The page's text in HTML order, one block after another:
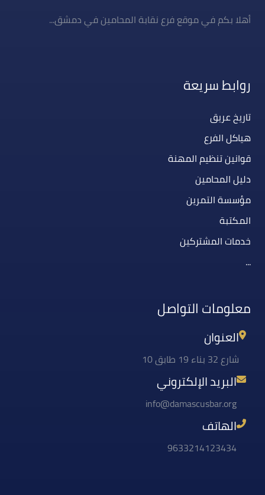
أهلا بكم في موقع فرع نقابة المحامين في دمشق...
روابط سريعة
تاريخ عريق
هياكل الفرع
قوانين تنظيم المهنة
دليل المحامين
مؤسسة التمرين
المكتبة
خدمات المشتركين
...
معلومات التواصل
العنوان
شارع 32 بناء 19 طابق 10
البريد الإلكتروني
info@damascusbar.org
الهاتف
9633214123434